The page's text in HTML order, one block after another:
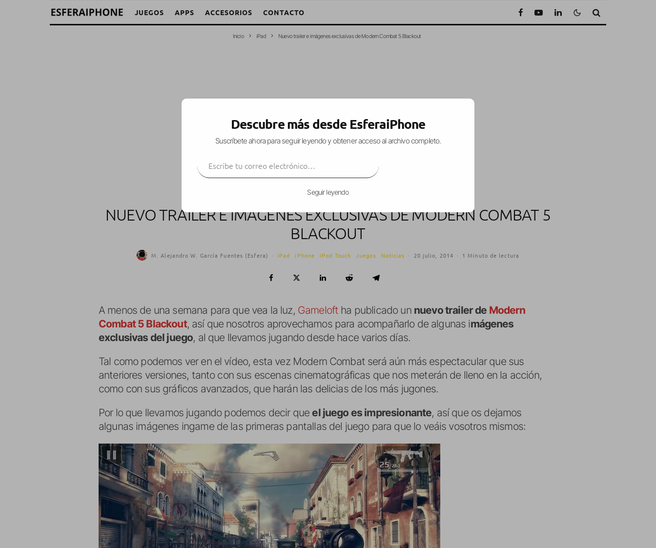
JUEGOS APPS ACCESORIOS CONTACTO
Inicio iPad Nuevo trailer e imágenes exclusivas de Modern Combat 5 Blackout
NUEVO TRAILER E IMÁGENES EXCLUSIVAS DE MODERN COMBAT 5
BLACKOUT
M. Alejandro W. García Fuentes (Esfera) · iPad iPhone iPod Touch Juegos Noticias · 20 julio, 2014 · 1 Minuto de lectura
A menos de una semana para que vea la luz, Gameloft ha publicado un nuevo trailer de Modern
Combat 5 Blackout, así que nosotros aprovechamos para acompañarlo de algunas imágenes
exclusivas del juego, al que llevamos jugando desde hace varios días.
Tal como podemos ver en el vídeo, esta vez Modern Combat será aún más espectacular que sus
anteriores versiones, tanto con sus escenas cinematográficas que nos meterán de lleno en la acción,
como con sus gráficos avanzados, que harán las delicias de los más jugones.
Por lo que llevamos jugando podemos decir que el juego es impresionante, así que os dejamos
algunas imágenes ingame de las primeras pantallas del juego para que lo veáis vosotros mismos:
Descubre más desde EsferaiPhone
Suscríbete ahora para seguir leyendo y obtener acceso al archivo completo.
Seguir leyendo